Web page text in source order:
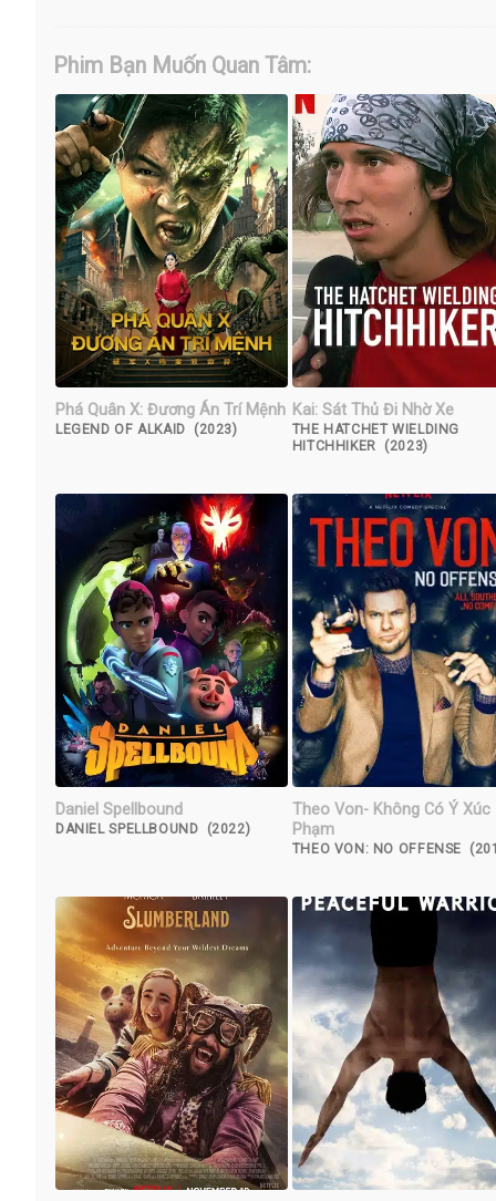
Phim Bạn Muốn Quan Tâm:
Phá Quân X: Đương Án Trí Mệnh
LEGEND OF ALKAID (2023)
Kai: Sát Thủ Đi Nhờ Xe
THE HATCHET WIELDING
HITCHHIKER (2023)
Daniel Spellbound
DANIEL SPELLBOUND (2022)
Theo Von- Không Có Ý Xúc
Phạm
THEO VON: NO OFFENSE